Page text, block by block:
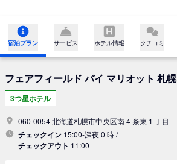
宿泊プラン サービス ホテル情報 クチコミ
フェアフィールド バイ マリオット 札幌
3つ星ホテル
060-0054 北海道札幌市中央区南 4 条東 1 丁目
チェックイン 15:00-深夜 0 時 /
チェックアウト 11:00